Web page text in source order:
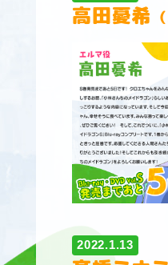
高田憂希
2022.1.13